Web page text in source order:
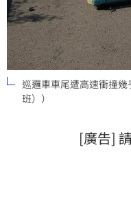
巡邏車車尾遭高速衝撞
班））
[廣告]